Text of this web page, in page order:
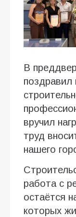
В
поздравил
вручил
труд
нашего
работа с
остаётся
которых